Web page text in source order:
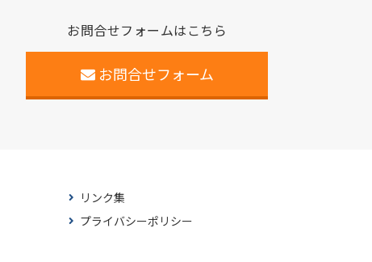
お問合せフォームはこちら
お問合せフォーム
リンク集
プライバシーポリシー